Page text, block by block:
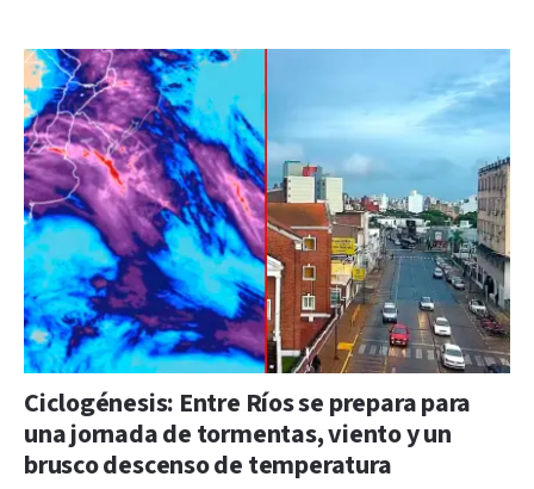
Ciclogénesis: Entre Ríos se prepara para
una jornada de tormentas, viento y un
brusco descenso de temperatura